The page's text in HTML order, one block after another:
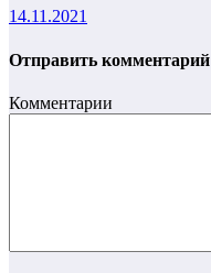
14.11.2021
Отправить комментарий
Комментарии